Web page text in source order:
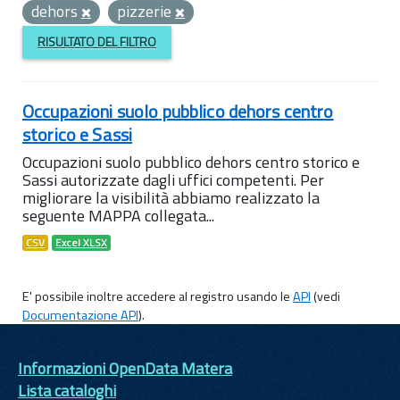
dehors
pizzerie
RISULTATO DEL FILTRO
Occupazioni suolo pubblico dehors centro
storico e Sassi
Occupazioni suolo pubblico dehors centro storico e
Sassi autorizzate dagli uffici competenti. Per
migliorare la visibilità abbiamo realizzato la
seguente MAPPA collegata...
CSV Excel XLSX
E' possibile inoltre accedere al registro usando leAPI(vedi
Documentazione API).
Informazioni OpenData Matera
Lista cataloghi